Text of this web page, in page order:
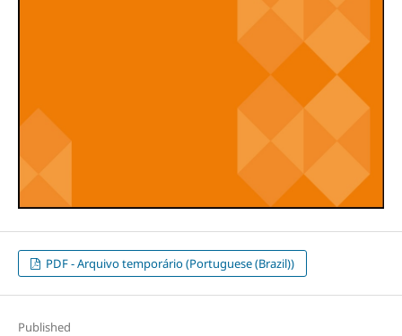
PDF - Arquivo temporário (Portuguese (Brazil))
Published